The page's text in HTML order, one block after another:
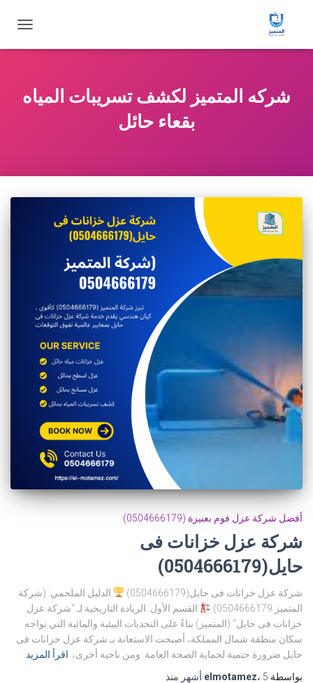
التنقل
شركه المتميز لكشف تسريبات المياه
بقعاء حائل
أفضل شركة عزل فوم بعنيزة (0504666179)
شركة عزل خزانات فى
حايل(0504666179)
شركة عزل خزانات فى حايل(0504666179)
الدليل الملحمي: (شركة
المتميز 0504666179)
القسم الأول: الريادة التاريخية لـ “شركة عزل
خزانات فى حايل” (المتميز) بناءً على التحديات البيئية والمائية التي تواجه
سكان منطقة شمال المملكة، أصبحت الاستعانة بـ شركة عزل خزانات فى
حايل ضرورة حتمية لحماية الصحة العامة. ومن ناحية أخرى، اقرأ المزيد
بواسطة
elmotamez، 5 أشهر منذ